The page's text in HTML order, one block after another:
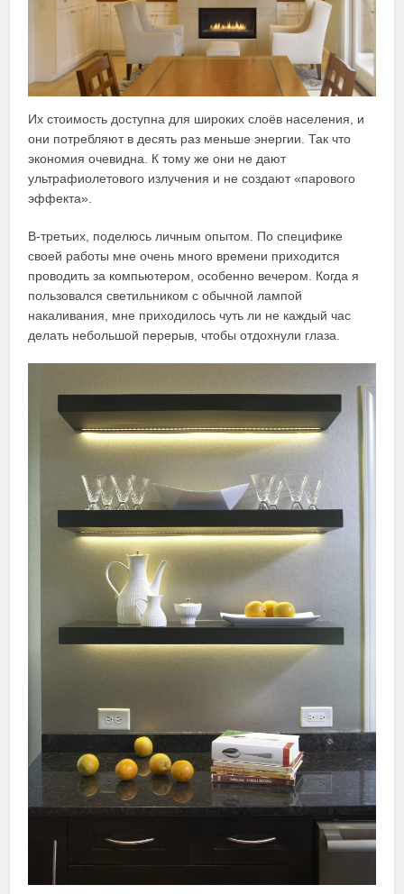
Их стоимость доступна для широких слоёв населения, и
они потребляют в десять раз меньше энергии. Так что
экономия очевидна. К тому же они не дают
ультрафиолетового излучения и не создают «парового
эффекта».
В-третьих, поделюсь личным опытом. По специфике
своей работы мне очень много времени приходится
проводить за компьютером, особенно вечером. Когда я
пользовался светильником с обычной лампой
накаливания, мне приходилось чуть ли не каждый час
делать небольшой перерыв, чтобы отдохнули глаза.